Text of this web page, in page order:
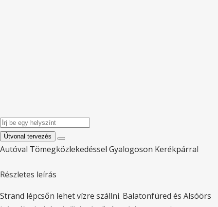
Útvonal tervezés
Autóval Tömegközlekedéssel Gyalogoson Kerékpárral
Részletes leírás
Strand lépcsőn lehet vízre szállni. Balatonfüred és Alsóörs